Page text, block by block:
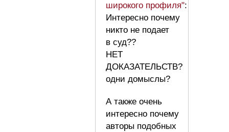
широкого профиля":
Интересно почему
никто не подает
в суд??
НЕТ
ДОКАЗАТЕЛЬСТВ?
одни домыслы?
А также очень
интересно почему
авторы подобных